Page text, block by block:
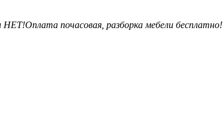
почасовая, разборка мебели бесплатно!